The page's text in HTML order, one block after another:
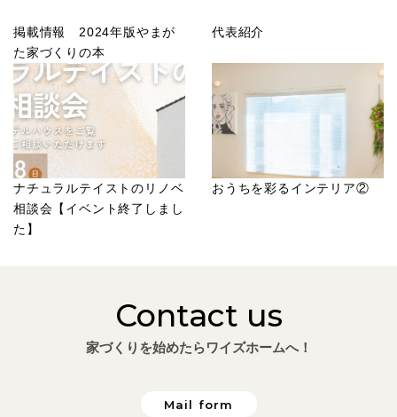
掲載情報 2024年版やまが
た家づくりの本
代表紹介
ナチュラルテイストのリノベ
相談会【イベント終了しまし
た】
おうちを彩るインテリア②
Contact us
家づくりを始めたらワイズホームへ！
Mail form